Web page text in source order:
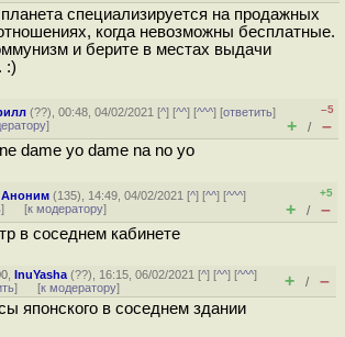
специализируется на продажных
когда невозможны бесплатные.
и берите в местах выдачи
:)
(??), 00:48, 04/02/2021 [^] [^^] [^^^] [ответить]
]
–5
+ / –
dame yo dame na no yo
,Аноним (135), 14:49, 04/02/2021 [^] [^^] [^^^]
] [к модератору]
+5
+ / –
в соседнем кабинете
,InuYasha (??), 16:15, 06/02/2021 [^] [^^] [^^^]
] [к модератору] + / –
японского в соседнем здании